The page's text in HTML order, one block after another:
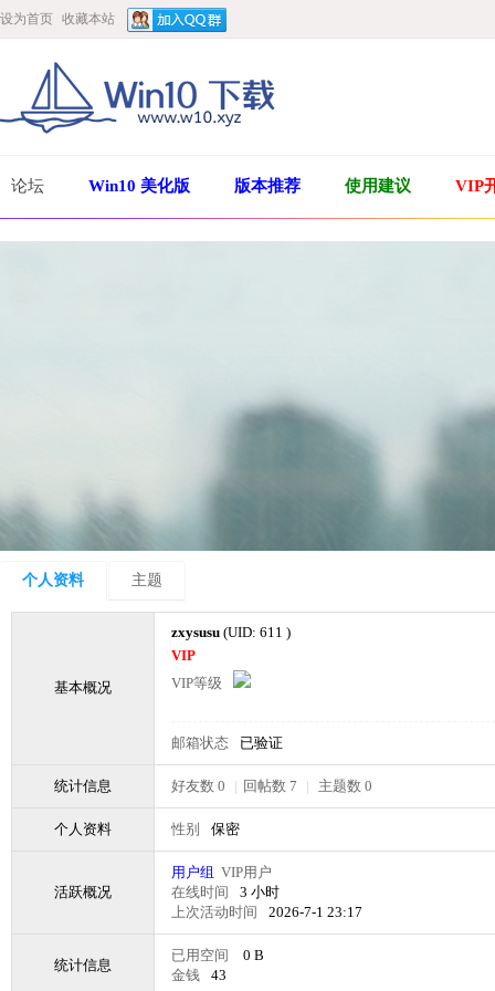
设为首页 收藏本站
论坛 Win10 美化版 版本推荐 使用建议 VIP
个人资料 主题
基本概况
zxysusu (UID: 611 )
VIP
VIP等级
邮箱状态 已验证
统计信息 好友数 0 | 回帖数 7 | 主题数 0
个人资料 性别 保密
活跃概况
用户组 VIP用户
在线时间
3 小时
上次活动时间
2026-7-1 23:17
统计信息
已用空间
0 B
金钱
43